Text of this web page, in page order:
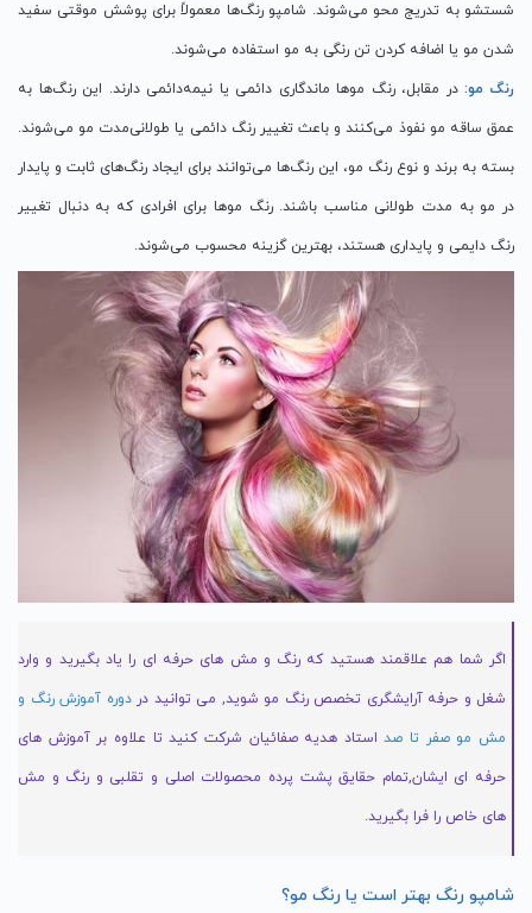
شستشو به تدریج محو می‌شوند. شامپو رنگ‌ها معمولاً برای پوشش موقتی سفید
شدن مو یا اضافه کردن تن رنگی به مو استفاده می‌شوند.
رنگ مو:در مقابل، رنگ موها ماندگاری دائمی یا نیمه‌دائمی دارند. این رنگ‌ها به
عمق ساقه مو نفوذ می‌کنند و باعث تغییر رنگ دائمی یا طولانی‌مدت مو می‌شوند.
بسته به برند و نوع رنگ مو، این رنگ‌ها می‌توانند برای ایجاد رنگ‌های ثابت و پایدار
در مو به مدت طولانی مناسب باشند. رنگ موها برای افرادی که به دنبال تغییر
رنگ دایمی و پایداری هستند، بهترین گزینه محسوب می‌شوند.
اگر شما هم علاقمند هستید که رنگ و مش های حرفه ای را یاد بگیرید و وارد
شغل و حرفه آرایشگری تخصص رنگ مو شوید, می توانید دردوره آموزش رنگ و
مش مو صفر تا صداستاد هدیه صفائیان شرکت کنید تا علاوه بر آموزش های
حرفه ای ایشان,تمام حقایق پشت پرده محصولات اصلی و تقلبی و رنگ و مش
های خاص را فرا بگیرید.
شامپو رنگ بهتر است یا رنگ مو؟